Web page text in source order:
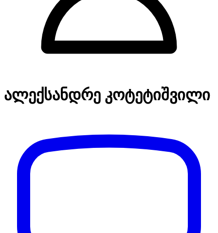
ალექსანდრე კოტეტიშვილი